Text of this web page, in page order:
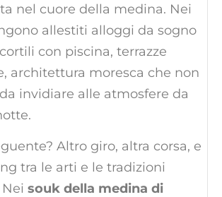
nel cuore della medina. Nei
allestiti alloggi da sogno
con piscina, terrazze
architettura moresca che non
invidiare alle atmosfere da
Altro giro, altra corsa, e
tra le arti e le tradizioni
souk della medina di